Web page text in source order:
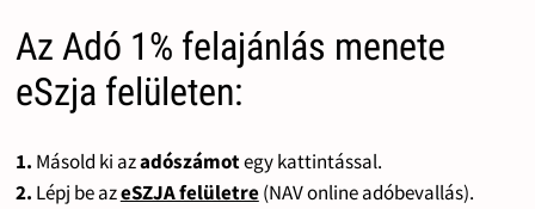
Az Adó 1% felajánlás menete
eSzja felületen:
1. Másold ki azadószámotegy kattintással.
2. Lépj be azeSZJA felületre(NAV online adóbevallás).